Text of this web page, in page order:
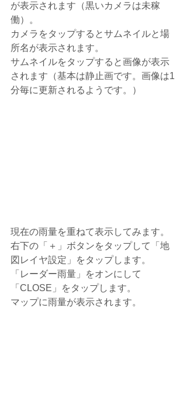
が表示されます（黒いカメラは未稼
働）。
カメラをタップするとサムネイルと場
所名が表示されます。
サムネイルをタップすると画像が表示
されます（基本は静止画です。画像は1
分毎に更新されるようです。）
現在の雨量を重ねて表示してみます。
右下の「＋」ボタンをタップして「地
図レイヤ設定」をタップします。
「レーダー雨量」をオンにして
「CLOSE」をタップします。
マップに雨量が表示されます。